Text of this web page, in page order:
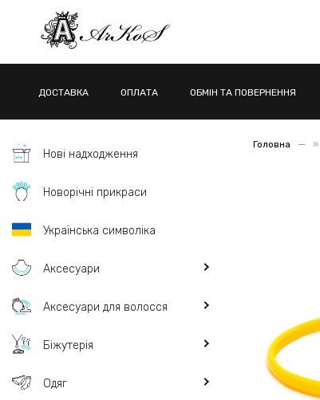
ДОСТАВКА ОПЛАТА ОБМІН ТА ПОВЕРНЕННЯ
Нові надходження
Новорічні прикраси
Українська символіка
Аксесуари
Аксесуари для волосся
Біжутерія
Одяг
Головна »